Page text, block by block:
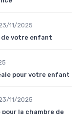
11/2025
de votre enfant
pour votre enfant
11/2025
la chambre de